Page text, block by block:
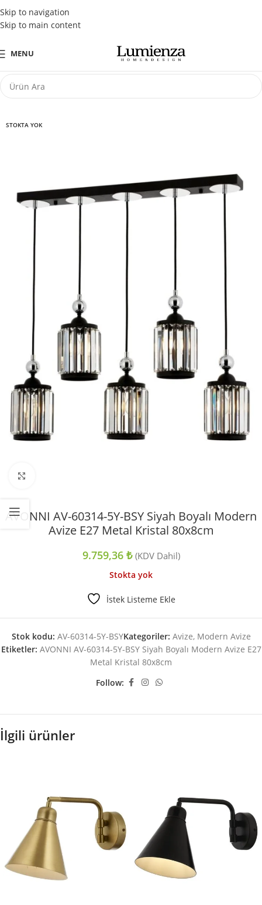
Skip to navigation
Skip to main content
Tüm Kredi Kartlarına Peşin Fiyatına 3 Taksit Fırsatı
MENU
STOKTA YOK
AVONNI AV-60314-5Y-BSY Siyah Boyalı Modern
Avize E27 Metal Kristal 80x8cm
9.759,36 ₺ (KDV Dahil)
Stokta yok
İstek Listeme Ekle
Stok kodu: AV-60314-5Y-BSYKategoriler: Avize, Modern Avize
Etiketler: AVONNI AV-60314-5Y-BSY Siyah Boyalı Modern Avize E27
Metal Kristal 80x8cm
Follow:
İlgili ürünler